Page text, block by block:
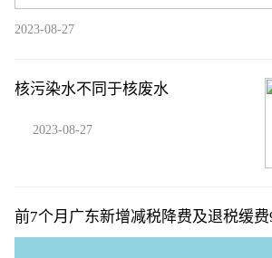
2023-08-27
核污染水不同于核废水
2023-08-27
前7个月广东新增减税降费及退税缓